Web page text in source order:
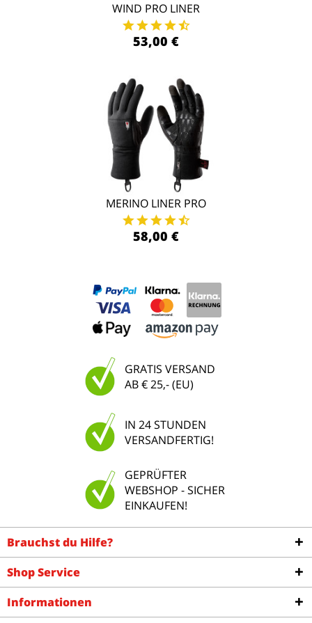
WIND PRO LINER
53,00 €
MERINO LINER PRO
58,00 €
GRATIS VERSAND
AB € 25,- (EU)
IN 24 STUNDEN
VERSANDFERTIG!
GEPRÜFTER
WEBSHOP - SICHER
EINKAUFEN!
Brauchst du Hilfe?
Shop Service
Informationen